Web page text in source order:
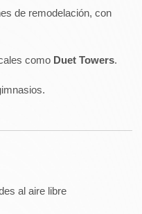
de remodelación, con
como Duet Towers.
al aire libre